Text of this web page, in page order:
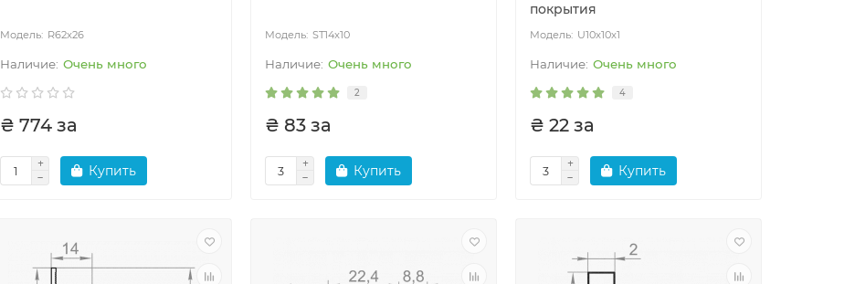
R62x26
Очень много
₴ 774 за
Купить
ST14x10
Очень много
2
₴ 83 за
Купить
покрытия
U10x10x1
Очень много
4
₴ 22 за
Купить